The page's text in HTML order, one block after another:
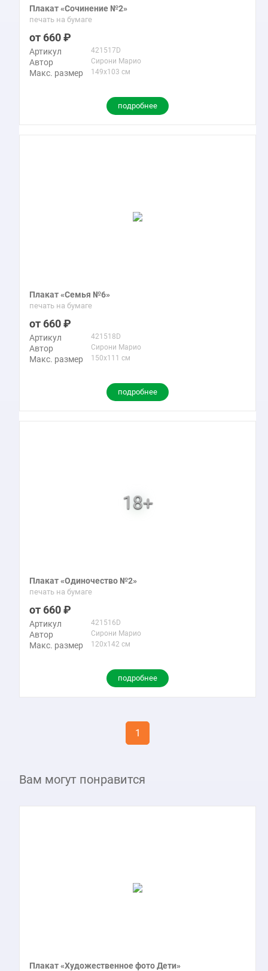
Плакат «Сочинение №2»
печать на бумаге
660
Артикул 421517D
Автор Сирони Марио
Макс. размер 149x103 см
подробнее
Плакат «Семья №6»
печать на бумаге
660
Артикул 421518D
Автор Сирони Марио
Макс. размер 150x111 см
подробнее
Плакат «Одиночество №2»
печать на бумаге
660
Артикул 421516D
Автор Сирони Марио
Макс. размер 120x142 см
подробнее
1
Вам могут понравится
Плакат «Художественное фото Дети»